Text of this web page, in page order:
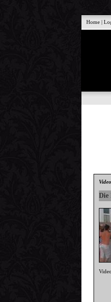
Home |
Die